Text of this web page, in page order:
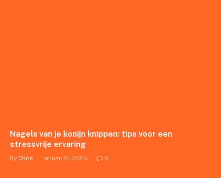
Nagels van je konijn knippen: tips voor een
stressvrije ervaring
By Chris januari 21, 2026 0